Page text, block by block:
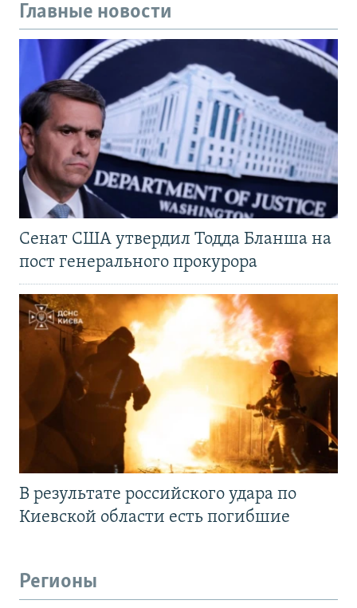
Главные новости
Сенат США утвердил Тодда Бланша на
пост генерального прокурора
В результате российского удара по
Киевской области есть погибшие
Регионы